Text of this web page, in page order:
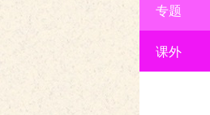
专题
课外